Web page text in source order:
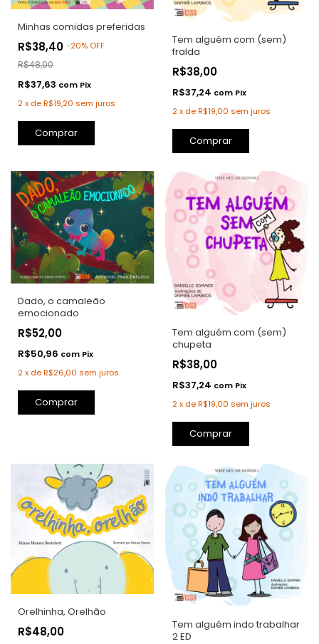
Minhas comidas preferidas
R$38,40 -20% OFF
R$48,00
R$37,63 com Pix
2x deR$19,20 sem juros
Comprar
Tem alguém com (sem)
fralda
R$38,00
R$37,24 com Pix
2 x deR$19,00 sem juros
Comprar
Dado, o camaleão
emocionado
R$52,00
R$50,96 com Pix
2x deR$26,00 sem juros
Comprar
Tem alguém com (sem)
chupeta
R$38,00
R$37,24 com Pix
2 x deR$19,00 sem juros
Comprar
Orelhinha, Orelhão
R$48,00
Tem alguém indo trabalhar
2 ED